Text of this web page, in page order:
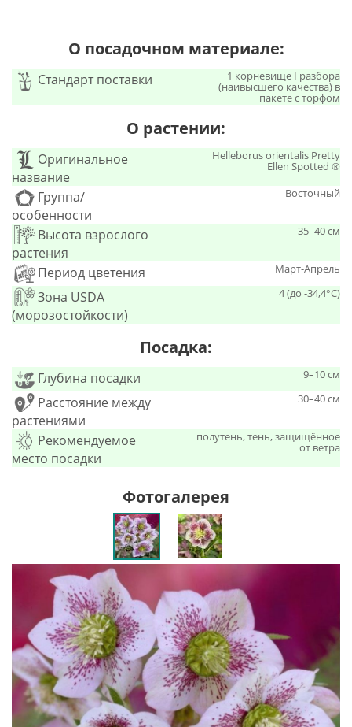
О посадочном материале:
Стандарт поставки 1 корневище I разбора
(наивысшего качества) в
пакете с торфом
О растении:
Оригинальное
название
Helleborus orientalis Pretty
Ellen Spotted ®
Группа/
особенности
Восточный
Высота взрослого
растения
35–40 см
Период цветения Март-Апрель
Зона USDA
(морозостойкости)
4 (до -34,4°С)
Посадка:
Глубина посадки 9–10 см
Расстояние между
растениями
30–40 см
Рекомендуемое
место посадки
полутень, тень, защищённое
от ветра
Фотогалерея